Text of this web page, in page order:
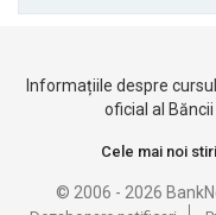
Informațiile despre
oficial al
Cele mai noi stiri
© 2006 - 2026